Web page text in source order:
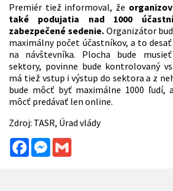
Premiér tiež informoval, že
také podujatia nad 1000
zabezpečené sedenie.Organizátor
maximálny počet účastníkov, a to
na návštevníka. Plocha bude
sektory, povinne bude kontrolovaný
má tiež vstup i výstup do sektora a z
bude môcť byť maximálne 1000 ľudí,
môcť predávať len online.
Zdroj: TASR, Úrad vlády
FacebookMessenger